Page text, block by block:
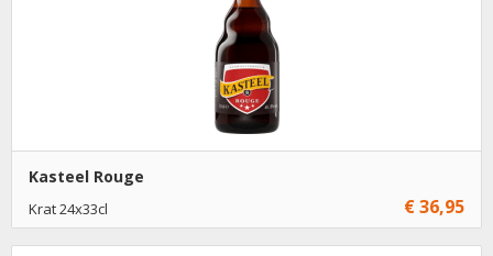
Kasteel Rouge
Krat 24x33cl € 36,95